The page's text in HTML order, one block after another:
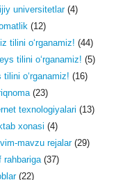
universitetlar(4)
(12)
tilini o‘rganamiz! (44)
tilini o‘rganamiz! (5)
tilini o‘rganamiz! (16)
(23)
texnologiyalari (13)
xonasi (4)
mavzu rejalar(29)
rahbariga(37)
(22)